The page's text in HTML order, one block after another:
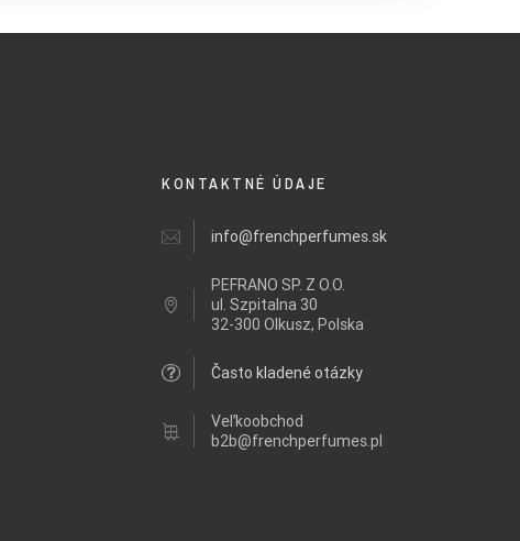
KONTAKTNÉ ÚDAJE
info@frenchperfumes.sk
PEFRANO SP. Z O.O.
ul. Szpitalna 30
32-300 Olkusz, Polska
Často kladené otázky
Veľkoobchod
b2b@frenchperfumes.pl